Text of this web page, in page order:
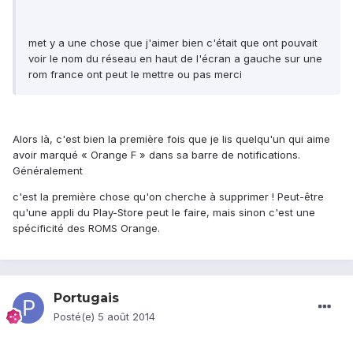
met y a une chose que j'aimer bien c'était que ont pouvait
voir le nom du réseau en haut de l'écran a gauche sur une
rom france ont peut le mettre ou pas merci
Alors là, c'est bien la première fois que je lis quelqu'un qui aime
avoir marqué « Orange F » dans sa barre de notifications.
Généralement
c'est la première chose qu'on cherche à supprimer ! Peut-être
qu'une appli du Play-Store peut le faire, mais sinon c'est une
spécificité des ROMS Orange.
Portugais
Posté(e) 5 août 2014